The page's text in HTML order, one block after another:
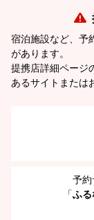
宿泊施設など、予
があります。
提携店詳細ページ
あるサイトまたは
予約
「ふ